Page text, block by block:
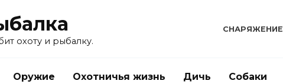
охоту и рыбалку.
СНАРЯЖЕНИЕ
Оружие Охотничья жизнь Дичь Собаки